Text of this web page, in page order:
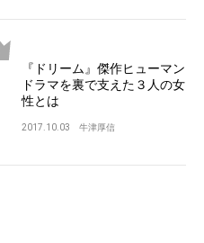
『ドリーム』傑作ヒューマン
ドラマを裏で支えた３人の女
性とは
2017.10.03 牛津厚信